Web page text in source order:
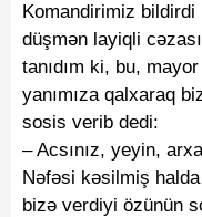
Komandirimiz bildirdi
düşmən layiqli
tanıdım ki, bu,
yanımıza qalxaraq
sosis verib dedi:
–Acsınız, yeyin,
Nəfəsi kəsilmiş
bizə verdiyi özünün